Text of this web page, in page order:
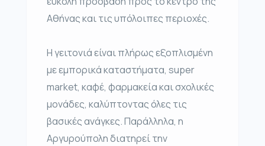
Αθήνας και τις υπόλοιπες περιοχές.
Η γειτονιά είναι πλήρως εξοπλισμένη
με εμπορικά καταστήματα, super
market, καφέ, φαρμακεία και σχολικές
μονάδες, καλύπτοντας όλες τις
βασικές ανάγκες. Παράλληλα, η
Αργυρούπολη διατηρεί την